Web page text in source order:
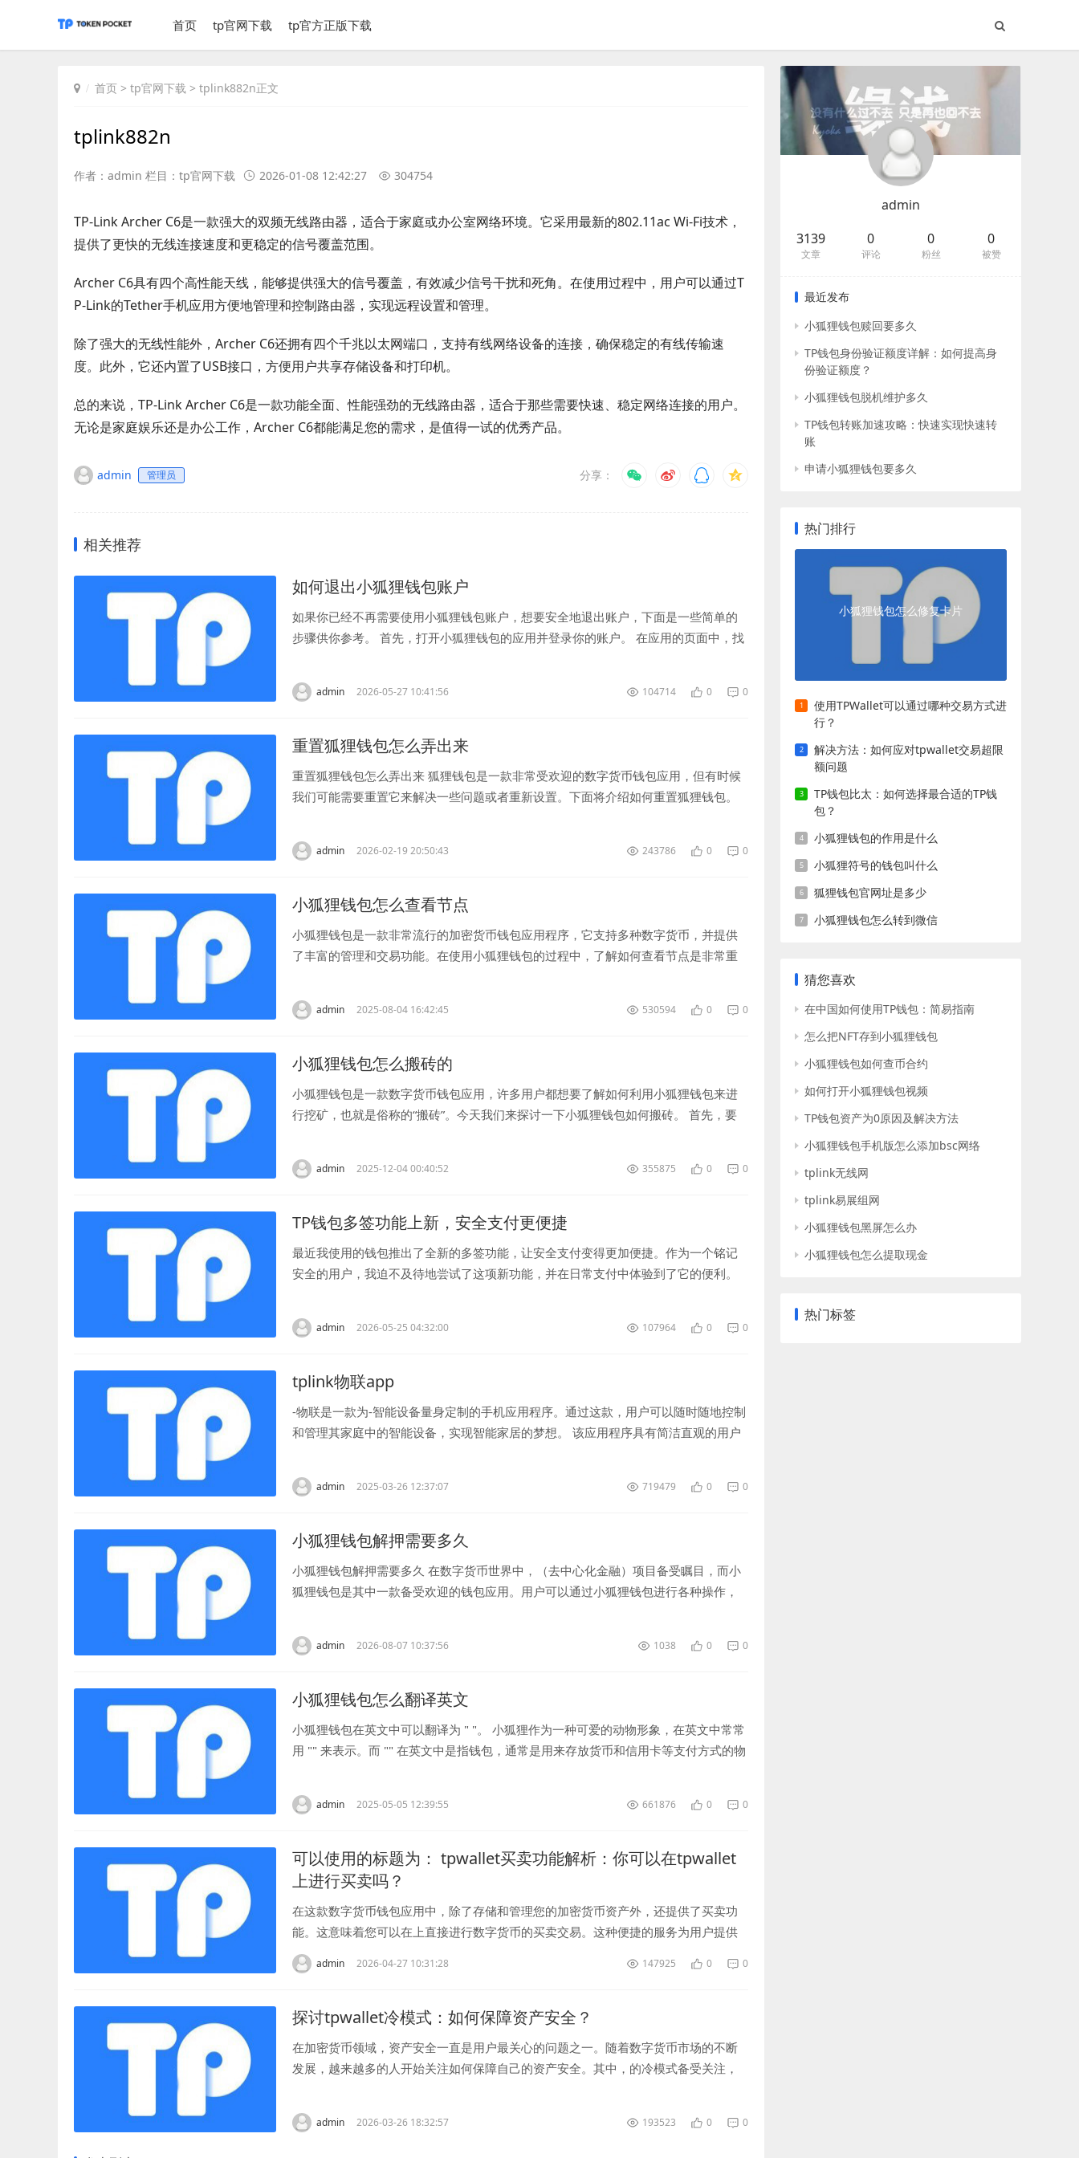
首页 tp官网下载 tp官方正版下载
首页 > tp官网下载 > tplink882n正文
tplink882n
作者：admin 栏目： tp官网下载 2026-01-08 12:42:27 304754
TP-Link Archer C6是一款强大的双频无线路由器，适合于家庭或办公室网络环境。它采用最新的802.11ac Wi-Fi技术，
提供了更快的无线连接速度和更稳定的信号覆盖范围。
Archer C6具有四个高性能天线，能够提供强大的信号覆盖，有效减少信号干扰和死角。在使用过程中，用户可以通过T
P-Link的Tether手机应用方便地管理和控制路由器，实现远程设置和管理。
除了强大的无线性能外，Archer C6还拥有四个千兆以太网端口，支持有线网络设备的连接，确保稳定的有线传输速
度。此外，它还内置了USB接口，方便用户共享存储设备和打印机。
总的来说，TP-Link Archer C6是一款功能全面、性能强劲的无线路由器，适合于那些需要快速、稳定网络连接的用户。
无论是家庭娱乐还是办公工作，Archer C6都能满足您的需求，是值得一试的优秀产品。
admin 管理员 分享：
相关推荐
如何退出小狐狸钱包账户
如果你已经不再需要使用小狐狸钱包账户，想要安全地退出账户，下面是一些简单的
步骤供你参考。 首先，打开小狐狸钱包的应用并登录你的账户。 在应用的页面中，找
admin 2026-05-27 10:41:56 104714 0 0
重置狐狸钱包怎么弄出来
重置狐狸钱包怎么弄出来 狐狸钱包是一款非常受欢迎的数字货币钱包应用，但有时候
我们可能需要重置它来解决一些问题或者重新设置。下面将介绍如何重置狐狸钱包。
admin 2026-02-19 20:50:43 243786 0 0
小狐狸钱包怎么查看节点
小狐狸钱包是一款非常流行的加密货币钱包应用程序，它支持多种数字货币，并提供
了丰富的管理和交易功能。在使用小狐狸钱包的过程中，了解如何查看节点是非常重
admin 2025-08-04 16:42:45 530594 0 0
小狐狸钱包怎么搬砖的
小狐狸钱包是一款数字货币钱包应用，许多用户都想要了解如何利用小狐狸钱包来进
行挖矿，也就是俗称的“搬砖”。今天我们来探讨一下小狐狸钱包如何搬砖。 首先，要
admin 2025-12-04 00:40:52 355875 0 0
TP钱包多签功能上新，安全支付更便捷
最近我使用的钱包推出了全新的多签功能，让安全支付变得更加便捷。作为一个铭记
安全的用户，我迫不及待地尝试了这项新功能，并在日常支付中体验到了它的便利。
admin 2026-05-25 04:32:00 107964 0 0
tplink物联app
-物联是一款为-智能设备量身定制的手机应用程序。通过这款，用户可以随时随地控制
和管理其家庭中的智能设备，实现智能家居的梦想。 该应用程序具有简洁直观的用户
admin 2025-03-26 12:37:07 719479 0 0
小狐狸钱包解押需要多久
小狐狸钱包解押需要多久 在数字货币世界中，（去中心化金融）项目备受瞩目，而小
狐狸钱包是其中一款备受欢迎的钱包应用。用户可以通过小狐狸钱包进行各种操作，
admin 2026-08-07 10:37:56 1038 0 0
小狐狸钱包怎么翻译英文
小狐狸钱包在英文中可以翻译为 " "。 小狐狸作为一种可爱的动物形象，在英文中常常
用 "" 来表示。而 "" 在英文中是指钱包，通常是用来存放货币和信用卡等支付方式的物
admin 2025-05-05 12:39:55 661876 0 0
可以使用的标题为： tpwallet买卖功能解析：你可以在tpwallet
上进行买卖吗？
在这款数字货币钱包应用中，除了存储和管理您的加密货币资产外，还提供了买卖功
能。这意味着您可以在上直接进行数字货币的买卖交易。这种便捷的服务为用户提供
了更多操作数字货币的选择。 在上进行买...
admin 2026-04-27 10:31:28 147925 0 0
探讨tpwallet冷模式：如何保障资产安全？
在加密货币领域，资产安全一直是用户最关心的问题之一。随着数字货币市场的不断
发展，越来越多的人开始关注如何保障自己的资产安全。其中，的冷模式备受关注，
admin 2026-03-26 18:32:57 193523 0 0
admin
3139
文章
0
评论
0
粉丝
0
被赞
最近发布
小狐狸钱包赎回要多久
TP钱包身份验证额度详解：如何提高身
份验证额度？
小狐狸钱包脱机维护多久
TP钱包转账加速攻略：快速实现快速转
账
申请小狐狸钱包要多久
热门排行
小狐狸钱包怎么修复卡片
使用TPWallet可以通过哪种交易方式进
行？
解决方法：如何应对tpwallet交易超限
额问题
TP钱包比太：如何选择最合适的TP钱
包？
小狐狸钱包的作用是什么
小狐狸符号的钱包叫什么
狐狸钱包官网址是多少
小狐狸钱包怎么转到微信
猜您喜欢
在中国如何使用TP钱包：简易指南
怎么把NFT存到小狐狸钱包
小狐狸钱包如何查币合约
如何打开小狐狸钱包视频
TP钱包资产为0原因及解决方法
小狐狸钱包手机版怎么添加bsc网络
tplink无线网
tplink易展组网
小狐狸钱包黑屏怎么办
小狐狸钱包怎么提取现金
热门标签